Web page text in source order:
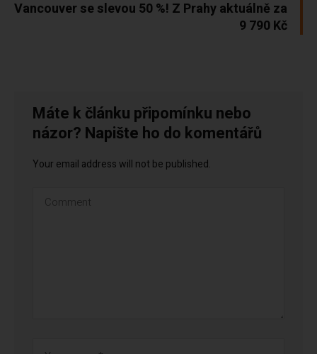
Vancouver se slevou 50 %! Z Prahy aktuálně za
9 790 Kč
Máte k článku připomínku nebo
názor? Napište ho do komentářů
Your email address will not be published.